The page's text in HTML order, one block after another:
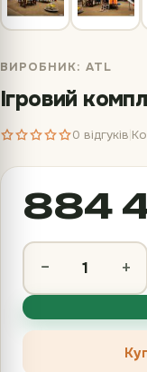
ВИРОБНИК: ATL
Ігровий
0 відгуків
884
− +